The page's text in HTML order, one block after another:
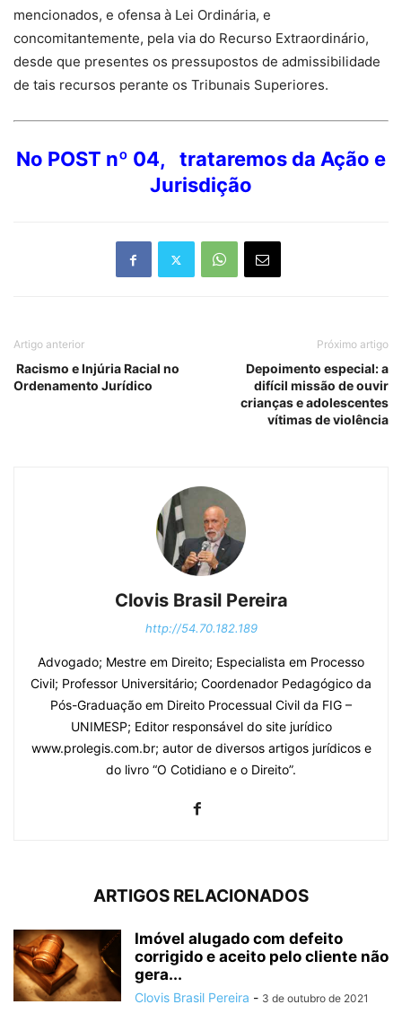
mencionados, e ofensa à Lei Ordinária, e
concomitantemente, pela via do Recurso Extraordinário,
desde que presentes os pressupostos de admissibilidade
de tais recursos perante os Tribunais Superiores.
No POST nº 04, trataremos da Ação e
Jurisdição
Artigo anterior
Racismo e Injúria Racial no
Ordenamento Jurídico
Próximo artigo
Depoimento especial: a
difícil missão de ouvir
crianças e adolescentes
vítimas de violência
Clovis Brasil Pereira
http://54.70.182.189
Advogado; Mestre em Direito; Especialista em Processo
Civil; Professor Universitário; Coordenador Pedagógico da
Pós-Graduação em Direito Processual Civil da FIG –
UNIMESP; Editor responsável do site jurídico
www.prolegis.com.br; autor de diversos artigos jurídicos e
do livro “O Cotidiano e o Direito”.
ARTIGOS RELACIONADOS
Imóvel alugado com defeito
corrigido e aceito pelo cliente não
gera...
Clovis Brasil Pereira - 3 de outubro de 2021